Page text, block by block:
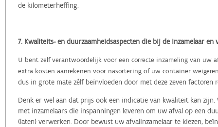
de kilometerheffing.
7. Kwaliteits- en duurzaamheidsaspecten die bij de inzamelaar
U bent zelf verantwoordelijk voor een correcte inzameling van uw
extra kosten aanrekenen voor nasortering of uw container
dus in grote mate zélf beïnvloeden door met deze zeven factoren
Denk er wel aan dat prijs ook een indicatie van kwaliteit kan zijn.
met inzamelaars die inspanningen leveren om uw afval op een
(laten) verwerken. Door bewust uw afvalinzamelaar te kiezen,